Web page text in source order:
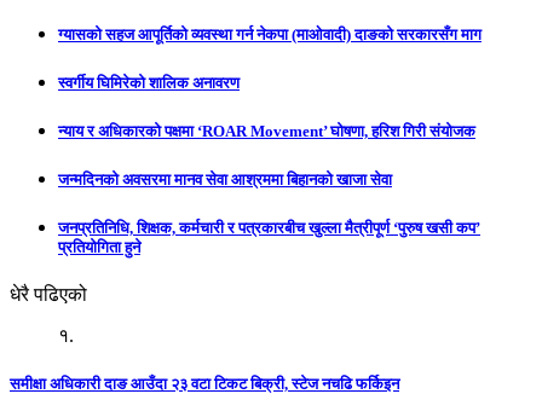
ग्यासको सहज आपूर्तिको व्यवस्था गर्न नेकपा (माओवादी) दाङको सरकारसँग माग
स्वर्गीय घिमिरेको शालिक अनावरण
न्याय र अधिकारको पक्षमा ‘ROAR Movement’ घोषणा, हरिश गिरी संयोजक
जन्मदिनको अवसरमा मानव सेवा आश्रममा बिहानको खाजा सेवा
जनप्रतिनिधि, शिक्षक, कर्मचारी र पत्रकारबीच खुल्ला मैत्रीपूर्ण ‘पुरुष खसी कप’
प्रतियोगिता हुने
धेरै पढिएको
१.
समीक्षा अधिकारी दाङ आउँदा २३ वटा टिकट बिक्री, स्टेज नचढि फर्किइन